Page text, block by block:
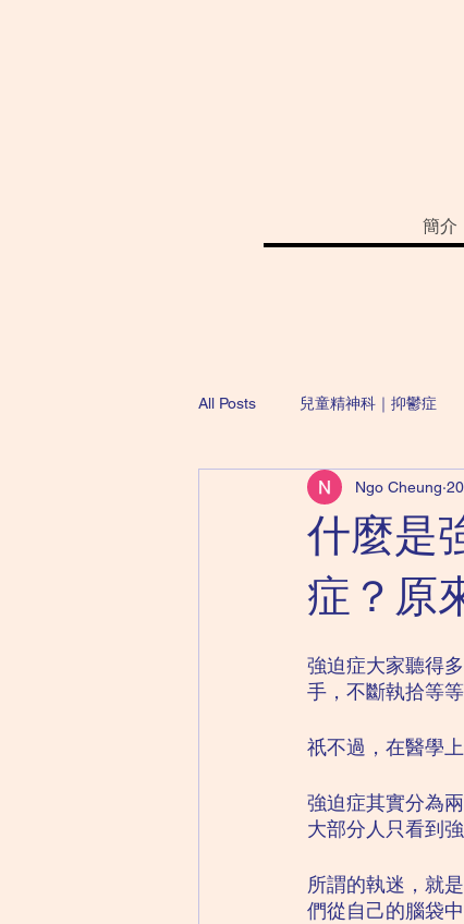
簡介
All Posts 兒童精神科｜抑鬱症
兒童精神科｜自閉症 成人
兒童精神科｜心理健康紙牌遊戲
什麼是
症？原
Ngo Cheung
強迫症大家聽得
手，不斷執拾等等
祇不過，在醫學
強迫症其實分為
大部分人只看到
所謂的執迷，就
們從自己的腦袋